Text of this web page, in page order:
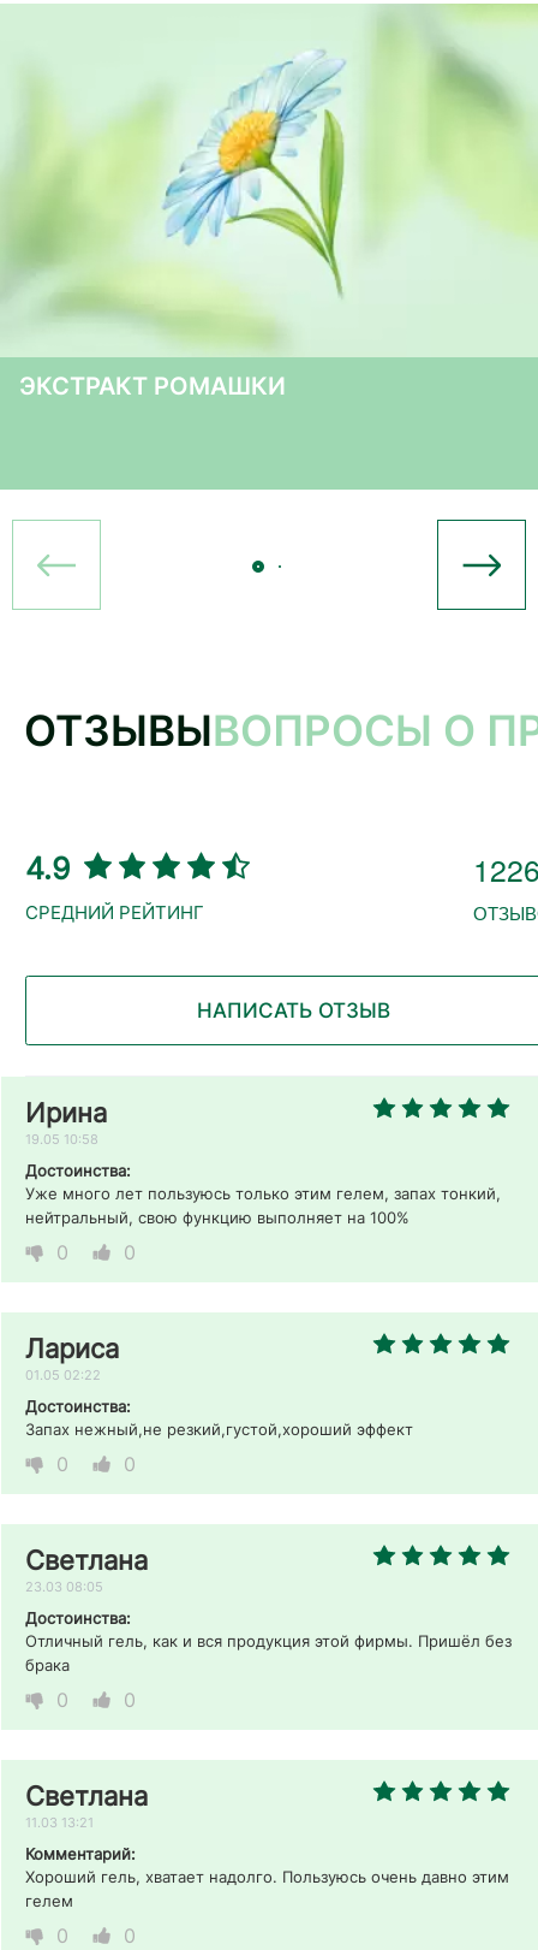
ЭКСТРАКТ РОМАШКИ
ОТЗЫВЫВОПРОСЫ О
4.9
НАПИСАТЬ ОТЗЫВ
Ирина
19.05 10:58
Достоинства:
Уже много лет пользуюсь только этим гелем, запах тонкий,
нейтральный, свою функцию выполняет на 100%
0 0
Лариса
01.05 02:22
Достоинства:
Запах нежный,не резкий,густой,хороший эффект
0 0
Светлана
23.03 08:05
Достоинства:
Отличный гель, как и вся продукция этой фирмы. Пришёл без
брака
0 0
Светлана
11.03 13:21
Комментарий:
Хороший гель, хватает надолго. Пользуюсь очень давно этим
гелем
0 0